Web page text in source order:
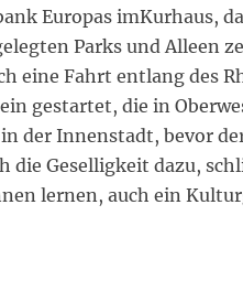
Europas imKurhaus,
Parks und Alleen
eine Fahrt entlang des
gestartet, die in
der Innenstadt, bevor
die Geselligkeit dazu,
lernen, auch ein